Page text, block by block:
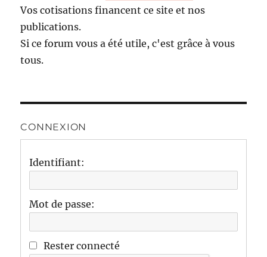
Vos cotisations financent ce site et nos
publications.
Si ce forum vous a été utile, c'est grâce à vous
tous.
CONNEXION
Identifiant:
Mot de passe:
Rester connecté